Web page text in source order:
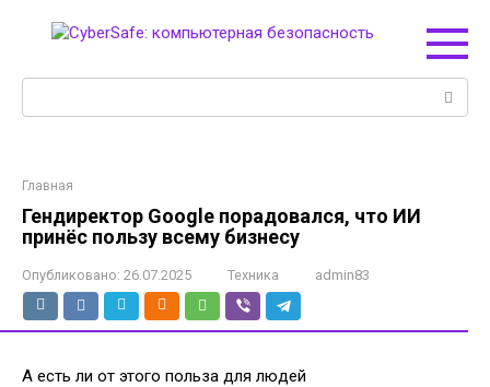
Главная
Гендиректор Google порадовался, что ИИ
принёс пользу всему бизнесу
Опубликовано: 26.07.2025 Техника admin83
А есть ли от этого польза для людей